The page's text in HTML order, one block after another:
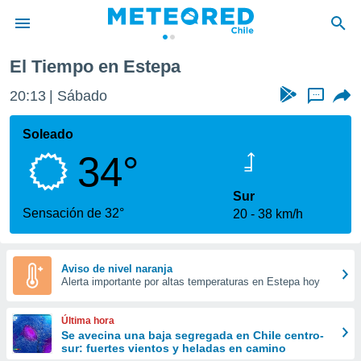
de
por
que se
calidad.
a este
las
y
forma
digital
basada
El Tiempo en Estepa
20:13 Sábado ...
Soleado
34°
Sensación de 32°
Sur
20
38 km/h
Aviso de nivel naranja
Alerta importante por altas temperaturas en Estepa hoy
Última hora
Se avecina una baja segregada en Chile centro-
sur: fuertes vientos y heladas en camino